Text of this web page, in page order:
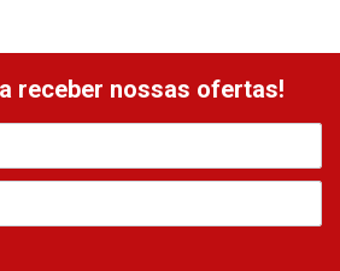
receber nossas ofertas!